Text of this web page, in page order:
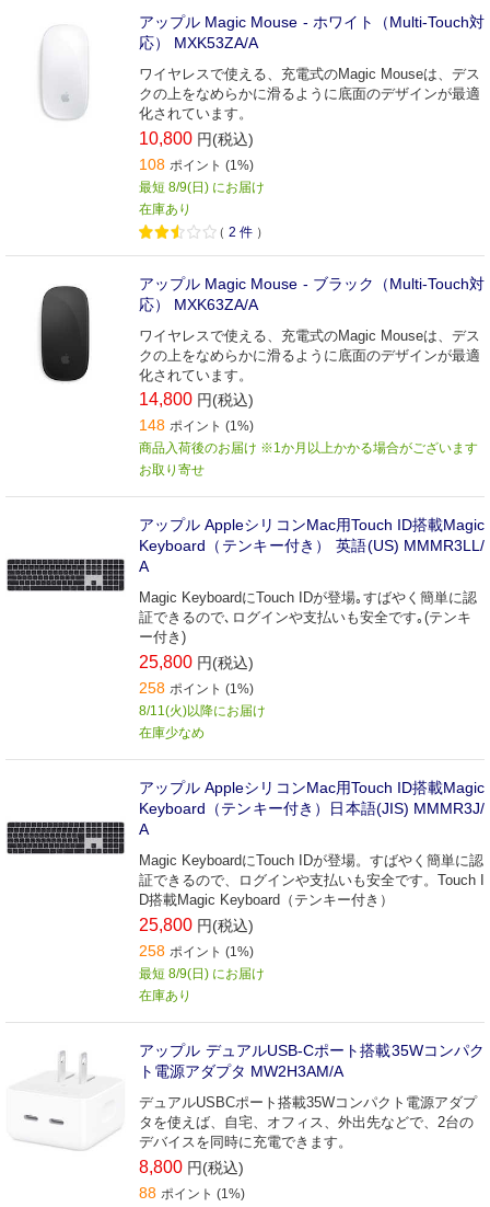
アップル Magic Mouse - ホワイト（Multi-Touch対
応） MXK53ZA/A
ワイヤレスで使える、充電式のMagic Mouseは、デス
クの上をなめらかに滑るように底面のデザインが最適
化されています。
10,800 円(税込)
108 ポイント (1%)
最短 8/9(日) にお届け
在庫あり
（ 2 件 ）
アップル Magic Mouse - ブラック（Multi-Touch対
応） MXK63ZA/A
ワイヤレスで使える、充電式のMagic Mouseは、デス
クの上をなめらかに滑るように底面のデザインが最適
化されています。
14,800 円(税込)
148 ポイント (1%)
商品入荷後のお届け ※1か月以上かかる場合がございます
お取り寄せ
アップル AppleシリコンMac用Touch ID搭載Magic
Keyboard（テンキー付き） 英語(US) MMMR3LL/
A
Magic KeyboardにTouch IDが登場｡すばやく簡単に認
証できるので､ログインや支払いも安全です｡(テンキ
ー付き)
25,800 円(税込)
258 ポイント (1%)
8/11(火)以降にお届け
在庫少なめ
アップル AppleシリコンMac用Touch ID搭載Magic
Keyboard（テンキー付き）日本語(JIS) MMMR3J/
A
Magic KeyboardにTouch IDが登場。すばやく簡単に認
証できるので、ログインや支払いも安全です。Touch I
D搭載Magic Keyboard（テンキー付き）
25,800 円(税込)
258 ポイント (1%)
最短 8/9(日) にお届け
在庫あり
アップル デュアルUSB-Cポート搭載35Wコンパク
ト電源アダプタ MW2H3AM/A
デュアルUSBCポート搭載35Wコンパクト電源アダプ
タを使えば、自宅、オフィス、外出先などで、2台の
デバイスを同時に充電できます。
8,800 円(税込)
88 ポイント (1%)